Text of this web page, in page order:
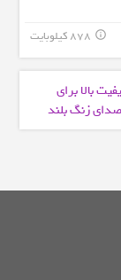
878 کیلوبایت info_outline
بالا برای
زنگ بلند